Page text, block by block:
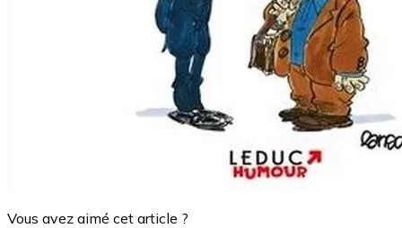
Vous avez aimé cet article ?